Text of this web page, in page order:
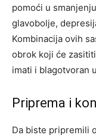
pomoći u
glavobolje,
Kombinacija ovih
obrok koji će
imati i blagotvoran
Priprema i
Da biste pripremili